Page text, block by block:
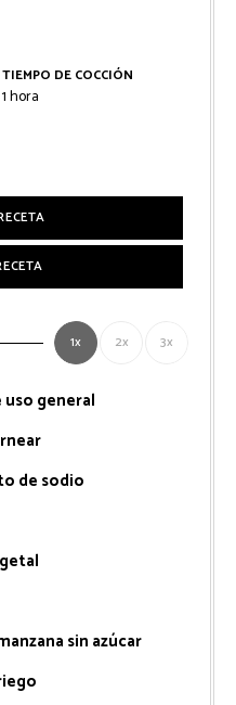
TIEMPO DE COCCIÓN
1hora
hora
1x 2x 3x
uso general
de sodio
sin azúcar